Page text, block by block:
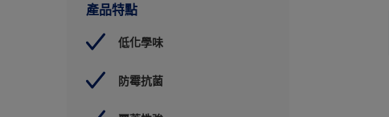
產品特點
低化學味
防霉抗菌